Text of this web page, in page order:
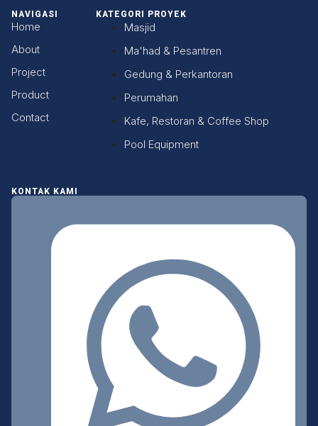
NAVIGASI
Home
About
Project
Product
Contact
KATEGORI PROYEK
Masjid
Ma'had & Pesantren
Gedung & Perkantoran
Perumahan
Kafe, Restoran & Coffee Shop
Pool Equipment
KONTAK KAMI